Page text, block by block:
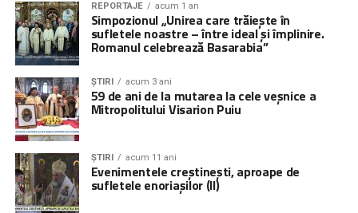
REPORTAJE acum 1 an
Simpozionul „Unirea care trăiește în
sufletele noastre – între ideal și împlinire.
Romanul celebrează Basarabia”
ȘTIRI acum 3 ani
59 de ani de la mutarea la cele veșnice a
Mitropolitului Visarion Puiu
ȘTIRI acum 11 ani
Evenimentele creștinești, aproape de
sufletele enoriașilor (II)